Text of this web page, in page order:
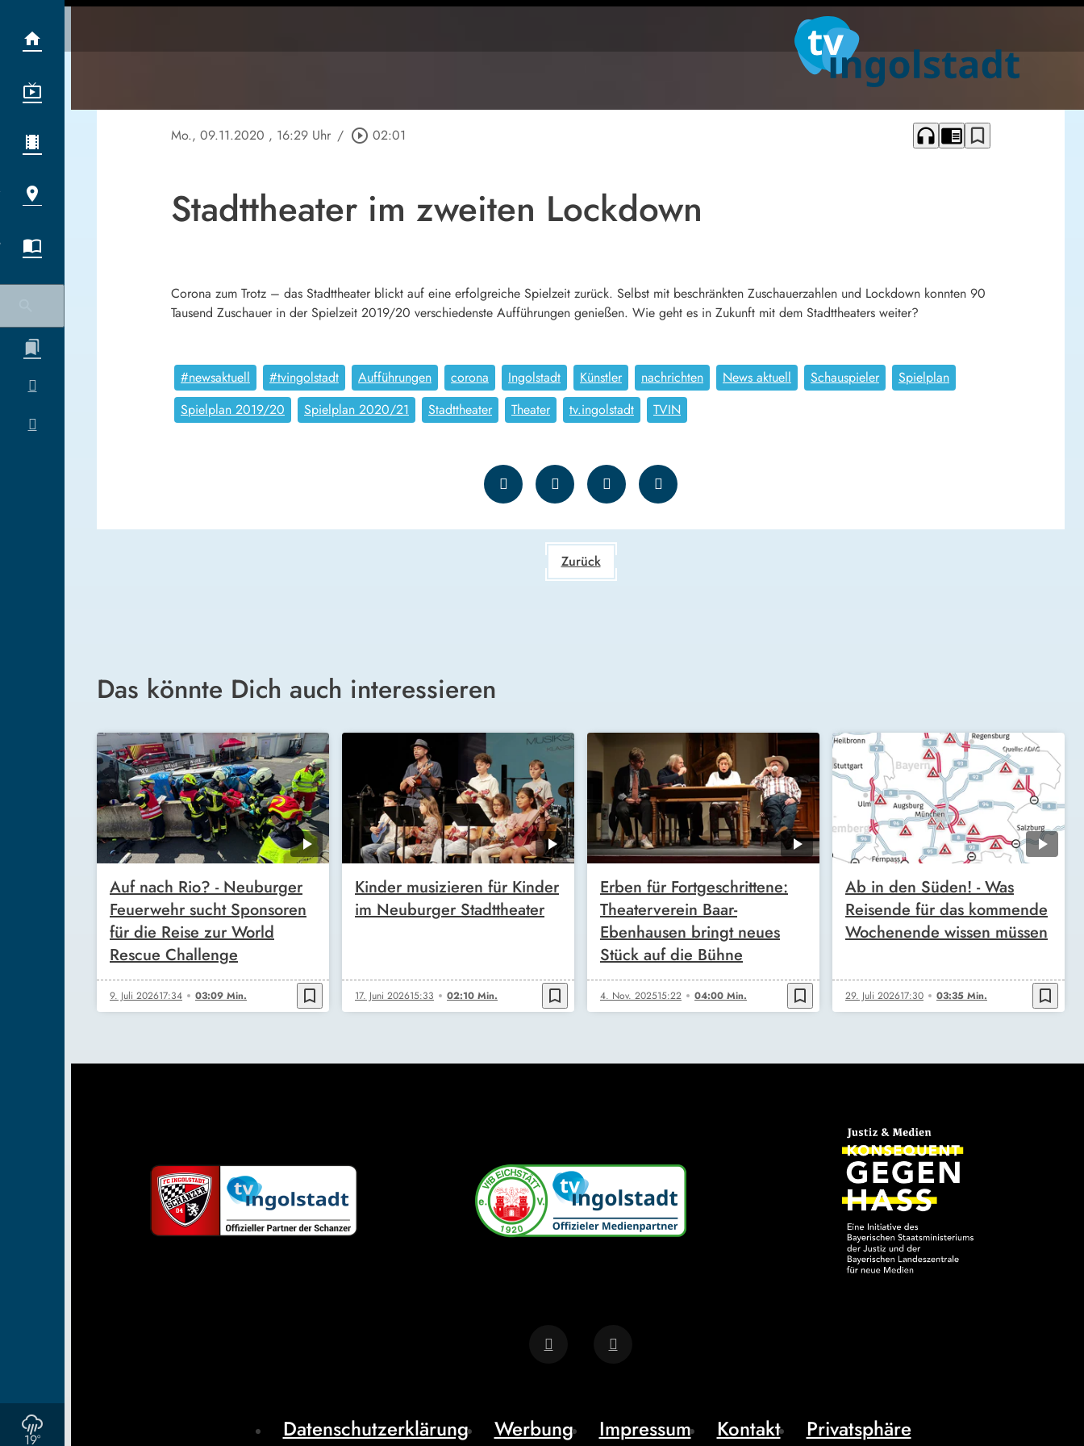
19°
Mo., 09.11.2020 , 16:29 Uhr / play_circle_outline 02:01 headphones chrome_reader_mode bookmark_border
Stadttheater im zweiten Lockdown
Corona zum Trotz – das Stadttheater blickt auf eine erfolgreiche Spielzeit zurück. Selbst mit beschränkten Zuschauerzahlen und Lockdown konnten 90
Tausend Zuschauer in der Spielzeit 2019/20 verschiedenste Aufführungen genießen. Wie geht es in Zukunft mit dem Stadttheaters weiter?
#newsaktuell #tvingolstadt Aufführungen corona Ingolstadt Künstler nachrichten News aktuell Schauspieler
Spielplan
Spielplan 2019/20
Spielplan 2020/21 Stadttheater Theater tv.ingolstadt TVIN
Zurück
Das könnte Dich auch interessieren
Auf nach Rio? - Neuburger
Feuerwehr sucht Sponsoren
für die Reise zur World
Rescue Challenge
9. Juli 202617:34 03:09 Min. bookmark_border
Kinder musizieren für Kinder
im Neuburger Stadttheater
17. Juni 202615:33 02:10 Min. bookmark_border
Erben für Fortgeschrittene:
Theaterverein Baar-
Ebenhausen bringt neues
Stück auf die Bühne
4. Nov. 202515:22 04:00 Min. bookmark_border
Ab in den Süden! - Was
Reisende für das kommende
Wochenende wissen müssen
29. Juli 202617:30 03:35 Min. bookmark_border
Datenschutzerklärung Werbung Impressum Kontakt Privatsphäre